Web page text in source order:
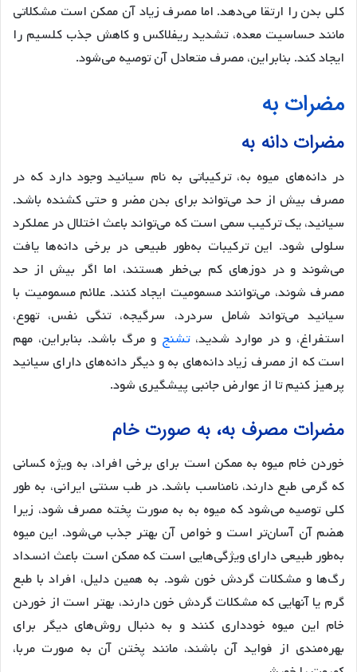
کلی بدن را ارتقا می‌دهد. اما مصرف زیاد آن ممکن است مشکلاتی
مانند حساسیت معده، تشدید ریفلاکس و کاهش جذب کلسیم را
ایجاد کند. بنابراین، مصرف متعادل آن توصیه می‌شود.
مضرات به
مضرات دانه به
در دانه‌های میوه به، ترکیباتی به نام سیانید وجود دارد که در
مصرف بیش از حد می‌تواند برای بدن مضر و حتی کشنده باشد.
سیانید، یک ترکیب سمی است که می‌تواند باعث اختلال در عملکرد
سلولی شود. این ترکیبات به‌طور طبیعی در برخی دانه‌ها یافت
می‌شوند و در دوزهای کم بی‌خطر هستند، اما اگر بیش از حد
مصرف شوند، می‌توانند مسمومیت ایجاد کنند. علائم مسمومیت با
سیانید می‌تواند شامل سردرد، سرگیجه، تنگی نفس، تهوع،
استفراغ، و در موارد شدید،تشنج و مرگ باشد. بنابراین، مهم
است که از مصرف زیاد دانه‌های به و دیگر دانه‌های دارای سیانید
پرهیز کنیم تا از عوارض جانبی پیشگیری شود.
مضرات مصرف به، به صورت خام
خوردن خام میوه به ممکن است برای برخی افراد، به ویژه کسانی
که گرمی طبع دارند، نامناسب باشد. در طب سنتی ایرانی، به طور
کلی توصیه می‌شود که میوه به به صورت پخته مصرف شود، زیرا
هضم آن آسان‌تر است و خواص آن بهتر جذب می‌شود. این میوه
به‌طور طبیعی دارای ویژگی‌هایی است که ممکن است باعث انسداد
رگ‌ها و مشکلات گردش خون شود. به همین دلیل، افراد با طبع
گرم یا آنهایی که مشکلات گردش خون دارند، بهتر است از خوردن
خام این میوه خودداری کنند و به دنبال روش‌های دیگر برای
بهره‌مندی از فواید آن باشند، مانند پختن آن به صورت مربا،